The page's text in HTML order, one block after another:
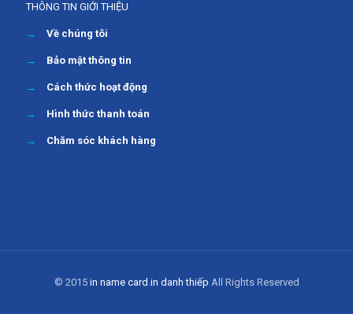
THÔNG TIN GIỚI THIỆU
→ Về chúng tôi
→ Bảo mật thông tin
→ Cách thức hoạt động
→ Hình thức thanh toán
→ Chăm sóc khách hàng
© 2015 in name card .in danh thiếp All Rights Reserved